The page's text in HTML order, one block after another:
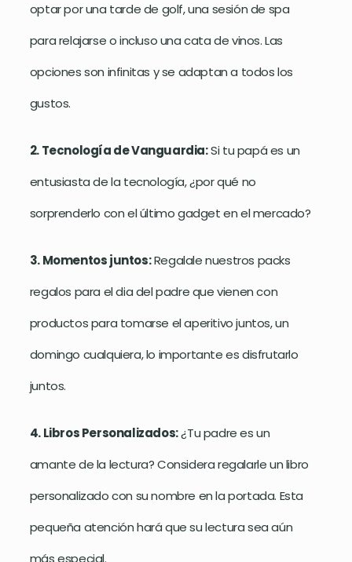
optar por una tarde de golf, una sesión de spa
para relajarse o incluso una cata de vinos. Las
opciones son infinitas y se adaptan a todos los
gustos.
2. Tecnología de Vanguardia:Si tu papá es un
entusiasta de la tecnología, ¿por qué no
sorprenderlo con el último gadget en el mercado?
3. Momentos juntos:Regalale nuestros packs
regalos para el dia del padre que vienen con
productos para tomarse el aperitivo juntos, un
domingo cualquiera, lo importante es disfrutarlo
juntos.
4. Libros Personalizados:¿Tu padre es un
amante de la lectura? Considera regalarle un libro
personalizado con su nombre en la portada. Esta
pequeña atención hará que su lectura sea aún
más especial.